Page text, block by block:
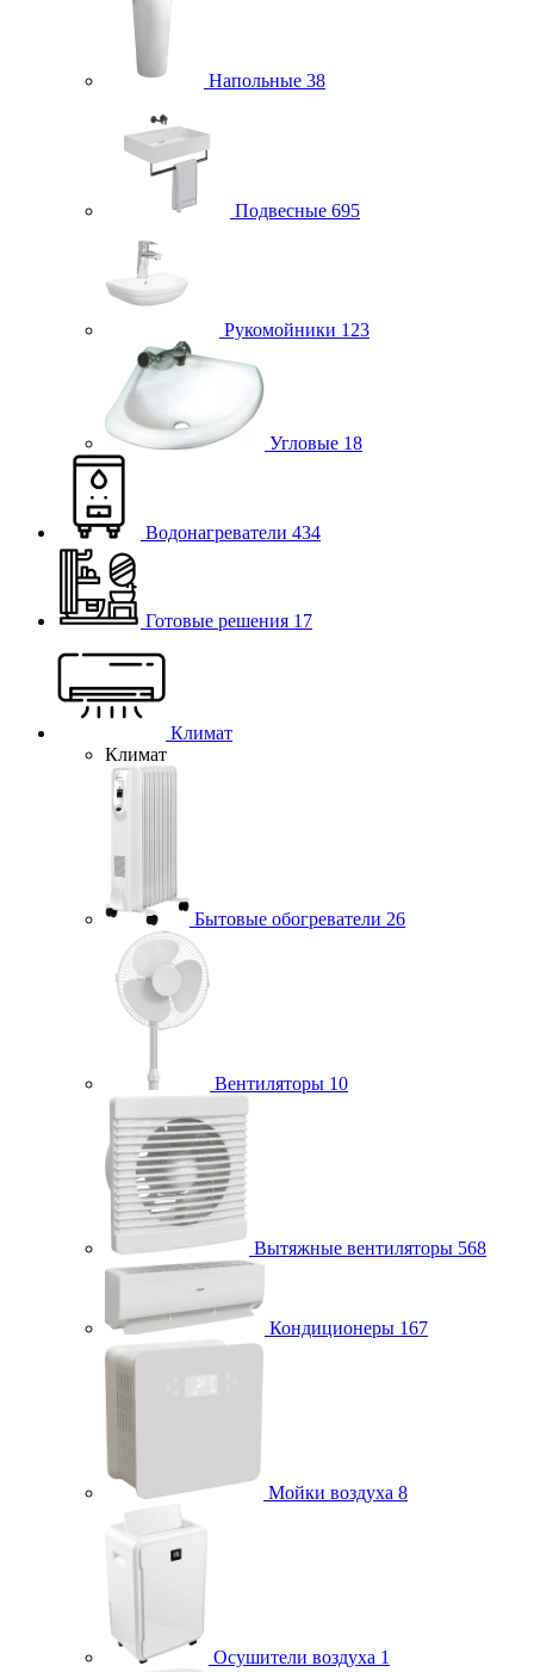
Напольные 38
Подвесные 695
Рукомойники 123
Угловые 18
Водонагреватели 434
Готовые решения 17
Климат
Климат
Бытовые обогреватели 26
Вентиляторы 10
Вытяжные вентиляторы 568
Кондиционеры 167
Мойки воздуха 8
Осушители воздуха 1